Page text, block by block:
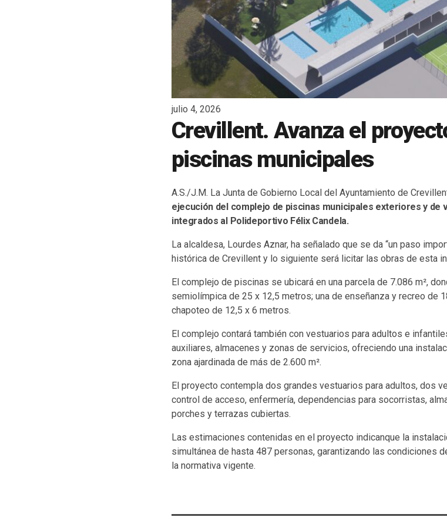
julio 4, 2026
Crevillent. Avanza el
piscinas municipales
A.S./J.M. La Junta de Gobierno Local del Ayuntamiento de
ejecución del complejo de piscinas municipales exteriores y
integrados al Polideportivo Félix Candela.
La alcaldesa, Lourdes Aznar, ha señalado que se da “un paso
histórica de Crevillent y lo siguiente será licitar las obras de esta
El complejo de piscinas se ubicará en una parcela de 7.086 m²,
semiolímpica de 25 x 12,5 metros; una de enseñanza y recreo de
chapoteo de 12,5 x 6 metros.
El complejo contará también con vestuarios para adultos e
auxiliares, almacenes y zonas de servicios, ofreciendo una
zona ajardinada de más de 2.600 m².
El proyecto contempla dos grandes vestuarios para adultos, dos
control de acceso, enfermería, dependencias para socorristas,
porches y terrazas cubiertas.
Las estimaciones contenidas en el proyecto indicanque la
simultánea de hasta 487 personas, garantizando las condiciones
la normativa vigente.